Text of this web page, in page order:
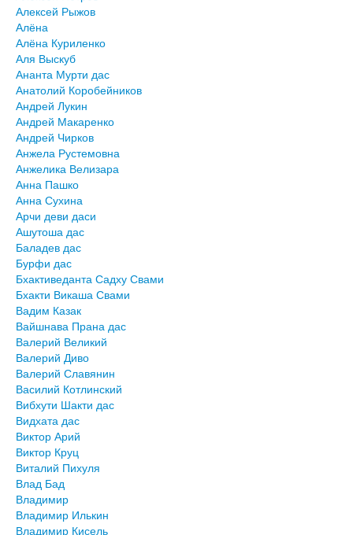
Алексей Рыжов
Алёна
Алёна Куриленко
Аля Выскуб
Ананта Мурти дас
Анатолий Коробейников
Андрей Лукин
Андрей Макаренко
Андрей Чирков
Анжела Рустемовна
Анжелика Велизара
Анна Пашко
Анна Сухина
Арчи деви даси
Ашутоша дас
Баладев дас
Бурфи дас
Бхактиведанта Садху Свами
Бхакти Викаша Свами
Вадим Казак
Вайшнава Прана дас
Валерий Великий
Валерий Диво
Валерий Славянин
Василий Котлинский
Вибхути Шакти дас
Видхата дас
Виктор Арий
Виктор Круц
Виталий Пихуля
Влад Бад
Владимир
Владимир Илькин
Владимир Кисель